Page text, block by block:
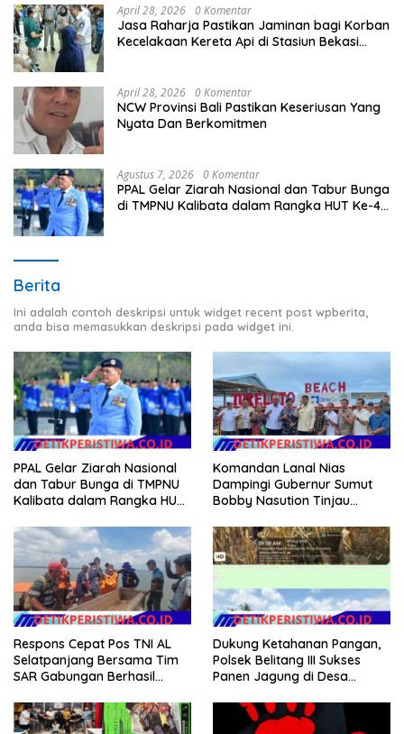
April 28, 2026 0 Komentar
Jasa Raharja Pastikan Jaminan bagi Korban
Kecelakaan Kereta Api di Stasiun Bekasi
April 28, 2026 0 Komentar
NCW Provinsi Bali Pastikan Keseriusan Yang
Nyata Dan Berkomitmen
Agustus 7, 2026 0 Komentar
PPAL Gelar Ziarah Nasional dan Tabur Bunga
di TMPNU Kalibata dalam Rangka HUT Ke-40
Berita
Ini adalah contoh deskripsi untuk widget recent post wpberita,
anda bisa memasukkan deskripsi pada widget ini.
PPAL Gelar Ziarah Nasional
dan Tabur Bunga di TMPNU
Kalibata dalam Rangka HUT
Komandan Lanal Nias
Dampingi Gubernur Sumut
Bobby Nasution Tinjau
Budidaya Rumput Laut di
Nias Utara
Respons Cepat Pos TNI AL
Selatpanjang Bersama Tim
SAR Gabungan Berhasil
Kapal Karam di Perairan
Mengkikip Kepulauan Meranti
Dukung Ketahanan Pangan,
Polsek Belitang III Sukses
Panen Jagung di Desa